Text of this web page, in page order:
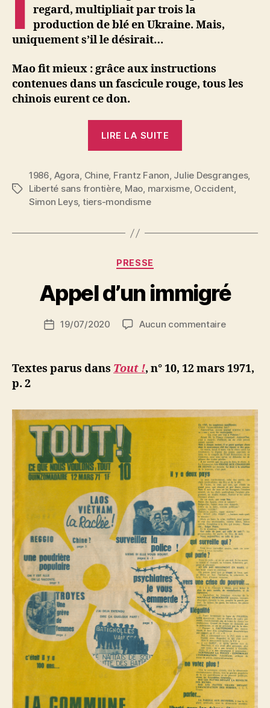
regard, multipliait par trois la
production de blé en Ukraine. Mais,
uniquement s’il le désirait…
Mao fit mieux : grâce aux instructions
contenues dans un fascicule rouge, tous les
chinois eurent ce don.
LIRE LA SUITE
Tiers-
mondisme,
Étiquettes
1986, Agora, Chine, Frantz Fanon, Julie Desgranges,
Liberté sans frontière, Mao, marxisme, Occident,
Simon Leys, tiers-mondisme
Catégories
PRESSE
Appel d’un immigré
N
ji
Date19/07/2020 Aucun commentairesur
immigré
Textes parus dans Tout !, n° 10, 12 mars 1971,
p. 2